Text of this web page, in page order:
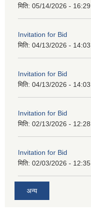
मिति: 05/14/2026 - 16:29
Invitation for Bid
मिति: 04/13/2026 - 14:03
Invitation for Bid
मिति: 04/13/2026 - 14:03
Invitation for Bid
मिति: 02/13/2026 - 12:28
Invitation for Bid
मिति: 02/03/2026 - 12:35
अन्य